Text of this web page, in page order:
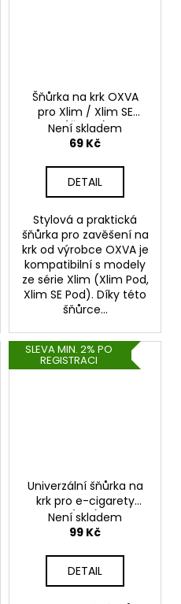
Šňůrka na krk OXVA
pro Xlim / Xlim SE
(Černá)
Není skladem
69 Kč
DETAIL
Stylová a praktická
šňůrka pro zavěšení na
krk od výrobce OXVA je
kompatibilní s modely
ze série Xlim (Xlim Pod,
Xlim SE Pod). Díky této
šňůrce...
SLEVA MIN. 2% PO
REGISTRACI
Univerzální šňůrka na
krk pro e-cigarety
(Bílá)
Není skladem
99 Kč
DETAIL